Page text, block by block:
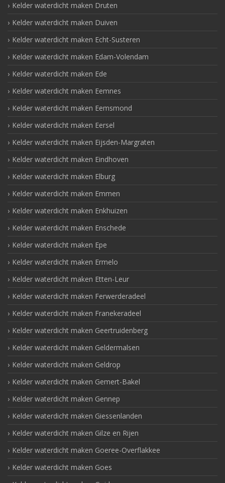
Kelder waterdicht maken Druten
Kelder waterdicht maken Duiven
Kelder waterdicht maken Echt-Susteren
Kelder waterdicht maken Edam-Volendam
Kelder waterdicht maken Ede
Kelder waterdicht maken Eemnes
Kelder waterdicht maken Eemsmond
Kelder waterdicht maken Eersel
Kelder waterdicht maken Eijsden-Margraten
Kelder waterdicht maken Eindhoven
Kelder waterdicht maken Elburg
Kelder waterdicht maken Emmen
Kelder waterdicht maken Enkhuizen
Kelder waterdicht maken Enschede
Kelder waterdicht maken Epe
Kelder waterdicht maken Ermelo
Kelder waterdicht maken Etten-Leur
Kelder waterdicht maken Ferwerderadeel
Kelder waterdicht maken Franekeradeel
Kelder waterdicht maken Geertruidenberg
Kelder waterdicht maken Geldermalsen
Kelder waterdicht maken Geldrop
Kelder waterdicht maken Gemert-Bakel
Kelder waterdicht maken Gennep
Kelder waterdicht maken Giessenlanden
Kelder waterdicht maken Gilze en Rijen
Kelder waterdicht maken Goeree-Overflakkee
Kelder waterdicht maken Goes